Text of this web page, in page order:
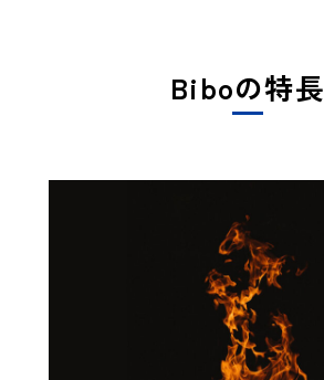
Biboの特長